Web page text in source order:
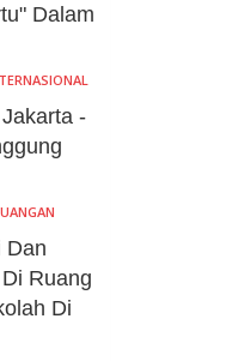
Dalam
-
Dan
Ruang
Di